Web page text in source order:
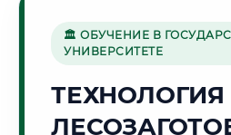
промышленность"
🏗️
🏛 ОБУЧЕНИЕ В
УНИВЕРСИТЕТЕ
ТЕХНОЛОГИЯ